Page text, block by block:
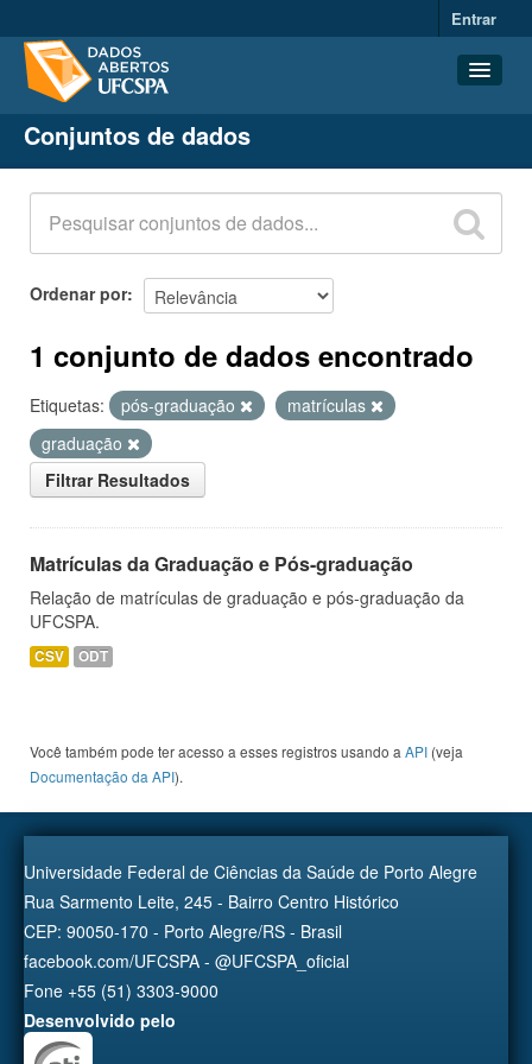
Entrar
Conjuntos de dados
Organizações
Grupos
Sobre
Conjuntos de dados
Ordenar por
1 conjunto de dados encontrado
Etiquetas: pós-graduação
matrículas
graduação
Filtrar Resultados
Matrículas da Graduação e Pós-graduação
Relação de matrículas de graduação e pós-graduação da
UFCSPA.
CSV ODT
Você também pode ter acesso a esses registros usando a API (veja
Documentação da API).
Universidade Federal de Ciências da Saúde de Porto Alegre
Rua Sarmento Leite, 245 - Bairro Centro Histórico
CEP: 90050-170 - Porto Alegre/RS - Brasil
facebook.com/UFCSPA - @UFCSPA_oficial
Fone +55 (51) 3303-9000
Desenvolvido pelo